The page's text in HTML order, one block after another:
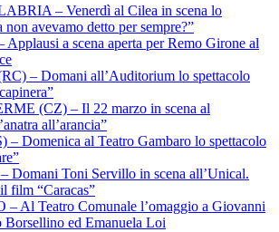
– Venerdì al Cilea in scena lo
non avevamo detto per sempre?”
a scena aperta per Remo Girone al
– Domani all’Auditorium lo spettacolo
(CZ) – Il 22 marzo in scena al
all’arancia”
– Domenica al Teatro Gambaro lo spettacolo
Domani Toni Servillo in scena all’Unical.
film “Caracas”
Al Teatro Comunale l’omaggio a Giovanni
Borsellino ed Emanuela Loi